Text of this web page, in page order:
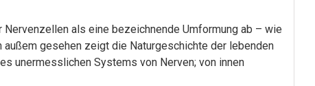
als eine bezeichnende Umformung ab – wie
gesehen zeigt die Naturgeschichte der lebenden
unermesslichen Systems von Nerven; von innen